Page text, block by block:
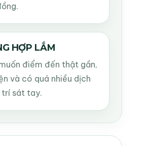
HỢP LẮM
điểm đến thật gần,
và có quá nhiều dịch
trí sát tay.